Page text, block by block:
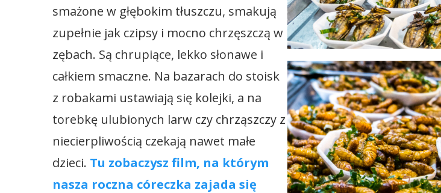
smażone w głębokim tłuszczu, smakują
zupełnie jak czipsy i mocno chrzęszczą w
zębach. Są chrupiące, lekko słonawe i
całkiem smaczne. Na bazarach do stoisk
z robakami ustawiają się kolejki, a na
torebkę ulubionych larw czy chrząszczy z
niecierpliwością czekają nawet małe
dzieci. Tu zobaczysz film, na którym
nasza roczna córeczka zajada się